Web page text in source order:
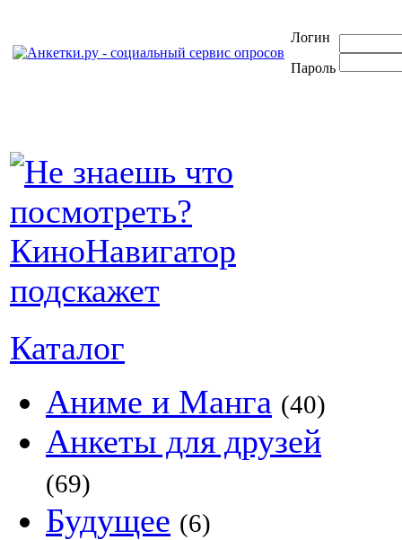
Логин
Пароль
Каталог
Аниме и Манга (40)
Анкеты для друзей
(69)
Будущее (6)